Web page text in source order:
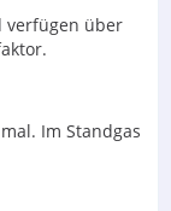
verfügen über
Im Standgas